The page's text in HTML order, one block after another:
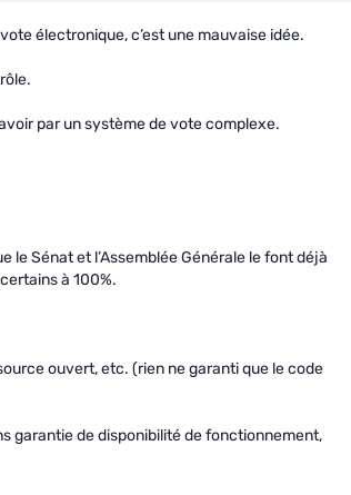
électronique, c’est une mauvaise idée.
par un système de vote complexe.
le Sénat et l’Assemblée Générale le font déjà
à 100%.
ouvert, etc. (rien ne garanti que le code
garantie de disponibilité de fonctionnement,